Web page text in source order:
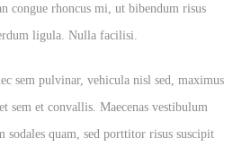
congue rhoncus mi, ut bibendum risus
ligula. Nulla facilisi.
sem pulvinar, vehicula nisl sed, maximus
et convallis. Maecenas vestibulum
sodales quam, sed porttitor risus suscipit